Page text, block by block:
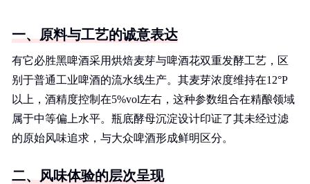
一、原料与工艺的诚意表达
有它必胜黑啤酒采用烘焙麦芽与啤酒花双重发酵工艺，区
别于普通工业啤酒的流水线生产。其麦芽浓度维持在12°P
以上，酒精度控制在5%vol左右，这种参数组合在精酿领域
属于中等偏上水平。瓶底酵母沉淀设计印证了其未经过滤
的原始风味追求，与大众啤酒形成鲜明区分。
二、风味体验的层次呈现